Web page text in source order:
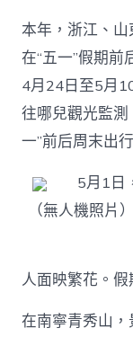
本年，浙江、
在“五一”假期前
4月24日至5月
往哪兒觀光監
一”前后周末出
5月1日，
（無人機照片
人面映繁花。
在南寧青秀山